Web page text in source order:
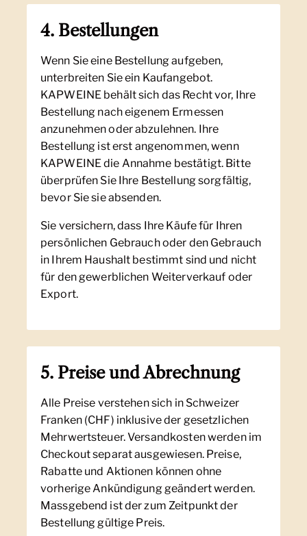
4. Bestellungen
Wenn Sie eine Bestellung aufgeben,
unterbreiten Sie ein Kaufangebot.
KAPWEINE behält sich das Recht vor, Ihre
Bestellung nach eigenem Ermessen
anzunehmen oder abzulehnen. Ihre
Bestellung ist erst angenommen, wenn
KAPWEINE die Annahme bestätigt. Bitte
überprüfen Sie Ihre Bestellung sorgfältig,
bevor Sie sie absenden.
Sie versichern, dass Ihre Käufe für Ihren
persönlichen Gebrauch oder den Gebrauch
in Ihrem Haushalt bestimmt sind und nicht
für den gewerblichen Weiterverkauf oder
Export.
5. Preise und Abrechnung
Alle Preise verstehen sich in Schweizer
Franken (CHF) inklusive der gesetzlichen
Mehrwertsteuer. Versandkosten werden im
Checkout separat ausgewiesen. Preise,
Rabatte und Aktionen können ohne
vorherige Ankündigung geändert werden.
Massgebend ist der zum Zeitpunkt der
Bestellung gültige Preis.